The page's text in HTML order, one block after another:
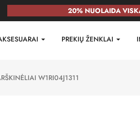
20% NUOLAIDA
PREKIŲ ŽENKLAI
W1RI04J1311